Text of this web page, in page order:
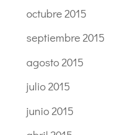
octubre 2015
septiembre 2015
agosto 2015
julio 2015
junio 2015